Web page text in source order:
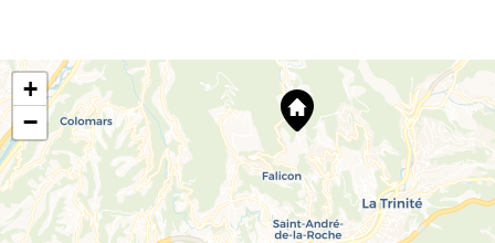
+
−